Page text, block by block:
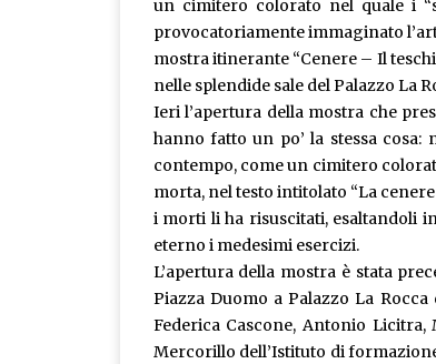
un cimitero colorato nel quale i
provocatoriamente immaginato
mostra itinerante “Cenere – Il
nelle splendide sale del Palazzo La
Ieri l’apertura della mostra che
hanno fatto un po’ la stessa
contempo, come un cimitero
morta, nel testo intitolato “La
i morti li ha risuscitati, esaltandoli
eterno i medesimi esercizi.
L’apertura della mostra è stata
Piazza Duomo a Palazzo La
Federica Cascone, Antonio Licitra,
Mercorillo dell’Istituto di